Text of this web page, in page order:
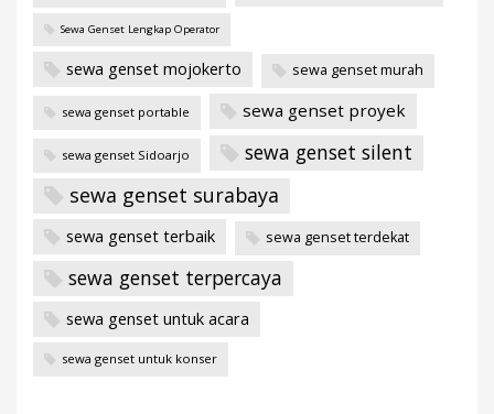
Sewa Genset Lengkap Operator
sewa genset mojokerto sewa genset murah
sewa genset portable sewa genset proyek
sewa genset Sidoarjo
sewa genset silent
sewa genset surabaya
sewa genset terbaik sewa genset terdekat
sewa genset terpercaya
sewa genset untuk acara
sewa genset untuk konser